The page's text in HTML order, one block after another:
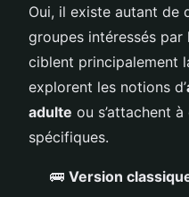
Oui, il existe autant de
groupes intéressés
ciblent principalement
explorent les notions d’
adulte ou s’attachent
spécifiques.
🚌 Version